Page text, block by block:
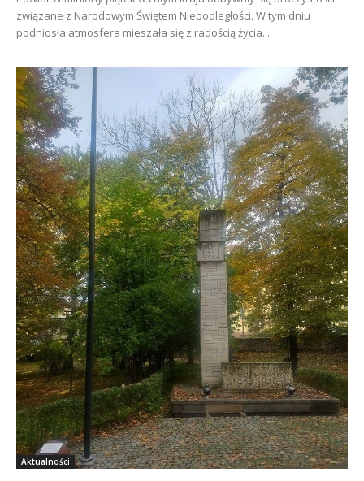
związane z Narodowym Świętem Niepodległości. W tym dniu
podniosła atmosfera mieszała się z radością życia...
Aktualności